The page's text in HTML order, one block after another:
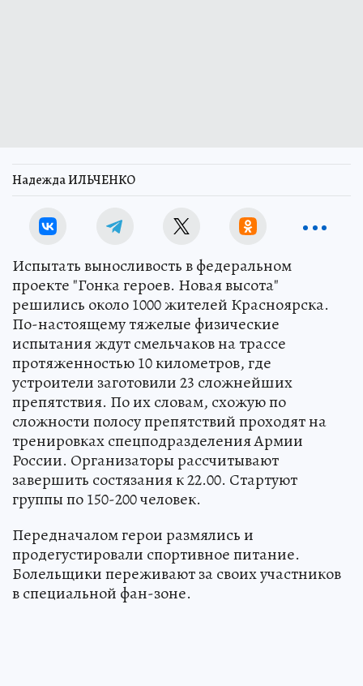
Надежда ИЛЬЧЕНКО
Испытать выносливость в федеральном
проекте "Гонка героев. Новая высота"
решились около 1000 жителей Красноярска.
По-настоящему тяжелые физические
испытания ждут смельчаков на трассе
протяженностью 10 километров, где
устроители заготовили 23 сложнейших
препятствия. По их словам, схожую по
сложности полосу препятствий проходят на
тренировках спецподразделения Армии
России. Организаторы рассчитывают
завершить состязания к 22.00. Стартуют
группы по 150-200 человек.
Передначалом герои размялись и
продегустировали спортивное питание.
Болельщики переживают за своих участников
в специальной фан-зоне.